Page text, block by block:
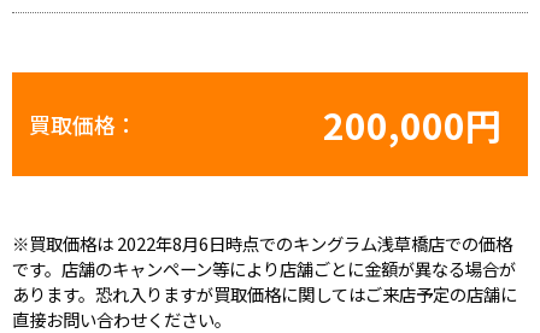
買取価格： 200,000円
※買取価格は 2022年8月6日時点でのキングラム浅草橋店での価格
です。店舗のキャンペーン等により店舗ごとに金額が異なる場合が
あります。恐れ入りますが買取価格に関してはご来店予定の店舗に
直接お問い合わせください。